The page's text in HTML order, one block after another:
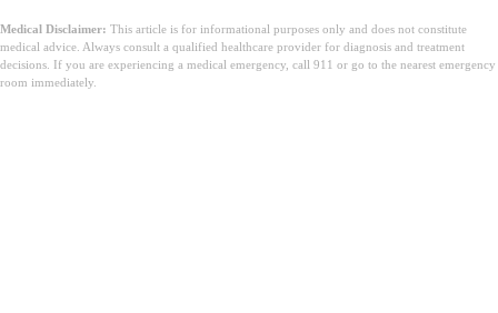
Medical Disclaimer: This article is for informational purposes only and does not constitute
medical advice. Always consult a qualified healthcare provider for diagnosis and treatment
decisions. If you are experiencing a medical emergency, call 911 or go to the nearest emergency
room immediately.